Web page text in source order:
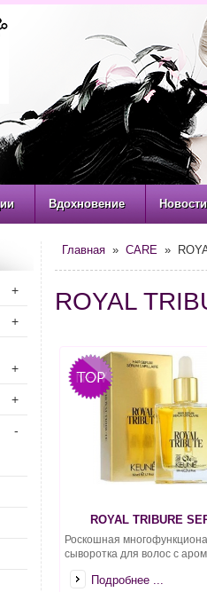
Вдохновение Новости
+
+
+
+
-
Главная » CARE »
ROYAL
ROYAL TRIBURE
Роскошная
сыворотка для волос с
Подробнее ...